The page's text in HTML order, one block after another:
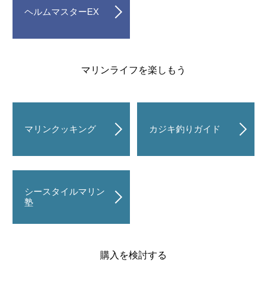
ヘルムマスターEX
マリンライフを楽しもう
マリンクッキング カジキ釣りガイド
シースタイルマリン
塾
購入を検討する